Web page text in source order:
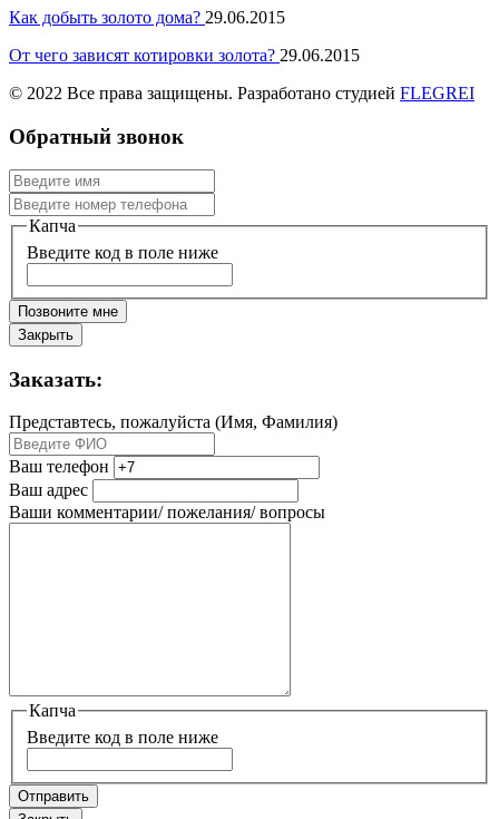
Как добыть золото дома? 29.06.2015
От чего зависят котировки золота? 29.06.2015
© 2022 Все права защищены. Разработано студией FLEGREI
Обратный звонок
Капча
Введите код в поле ниже
Позвоните мне
Закрыть
Заказать:
Представтесь, пожалуйста (Имя, Фамилия)
Ваш телефон
Ваш адрес
Ваши комментарии/ пожелания/ вопросы
Капча
Введите код в поле ниже
Отправить